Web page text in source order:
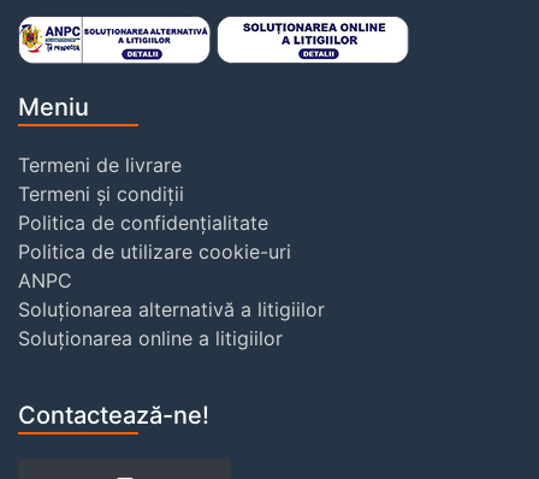
Meniu
Termeni de livrare
Termeni și condiții
Politica de confidențialitate
Politica de utilizare cookie-uri
ANPC
Soluționarea alternativă a litigiilor
Soluționarea online a litigiilor
Contactează-ne!